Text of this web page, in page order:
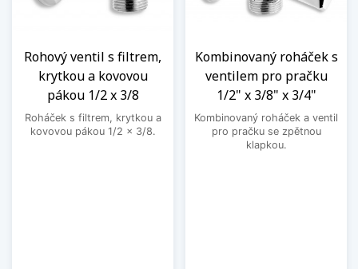
Rohový ventil s filtrem,
krytkou a kovovou
pákou 1/2 x 3/8
Roháček s filtrem, krytkou a
kovovou pákou 1/2 x 3/8.
Kombinovaný roháček s
ventilem pro pračku
1/2" x 3/8" x 3/4"
Kombinovaný roháček a ventil
pro pračku se zpětnou
klapkou.